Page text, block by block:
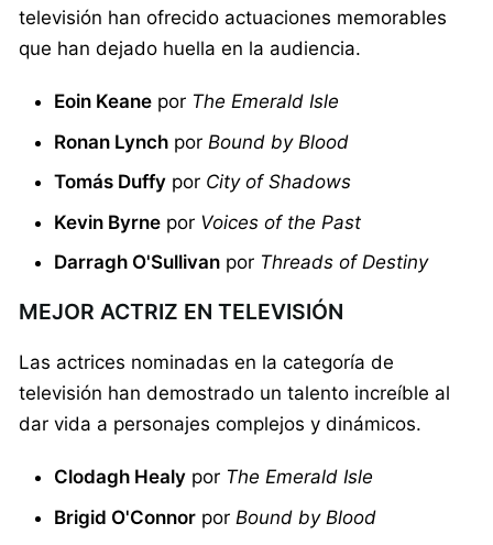
televisión han ofrecido actuaciones memorables
que han dejado huella en la audiencia.
Eoin Keane por The Emerald Isle
Ronan Lynch por Bound by Blood
Tomás Duffy por City of Shadows
Kevin Byrne por Voices of the Past
Darragh O'Sullivan por Threads of Destiny
MEJOR ACTRIZ EN TELEVISIÓN
Las actrices nominadas en la categoría de
televisión han demostrado un talento increíble al
dar vida a personajes complejos y dinámicos.
Clodagh Healy por The Emerald Isle
Brigid O'Connor por Bound by Blood